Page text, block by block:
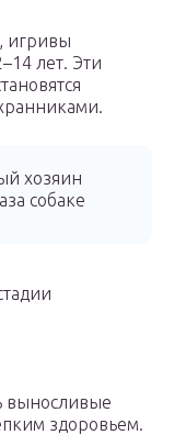
игривы
лет. Эти
хозяин
собаке
выносливые
здоровьем.